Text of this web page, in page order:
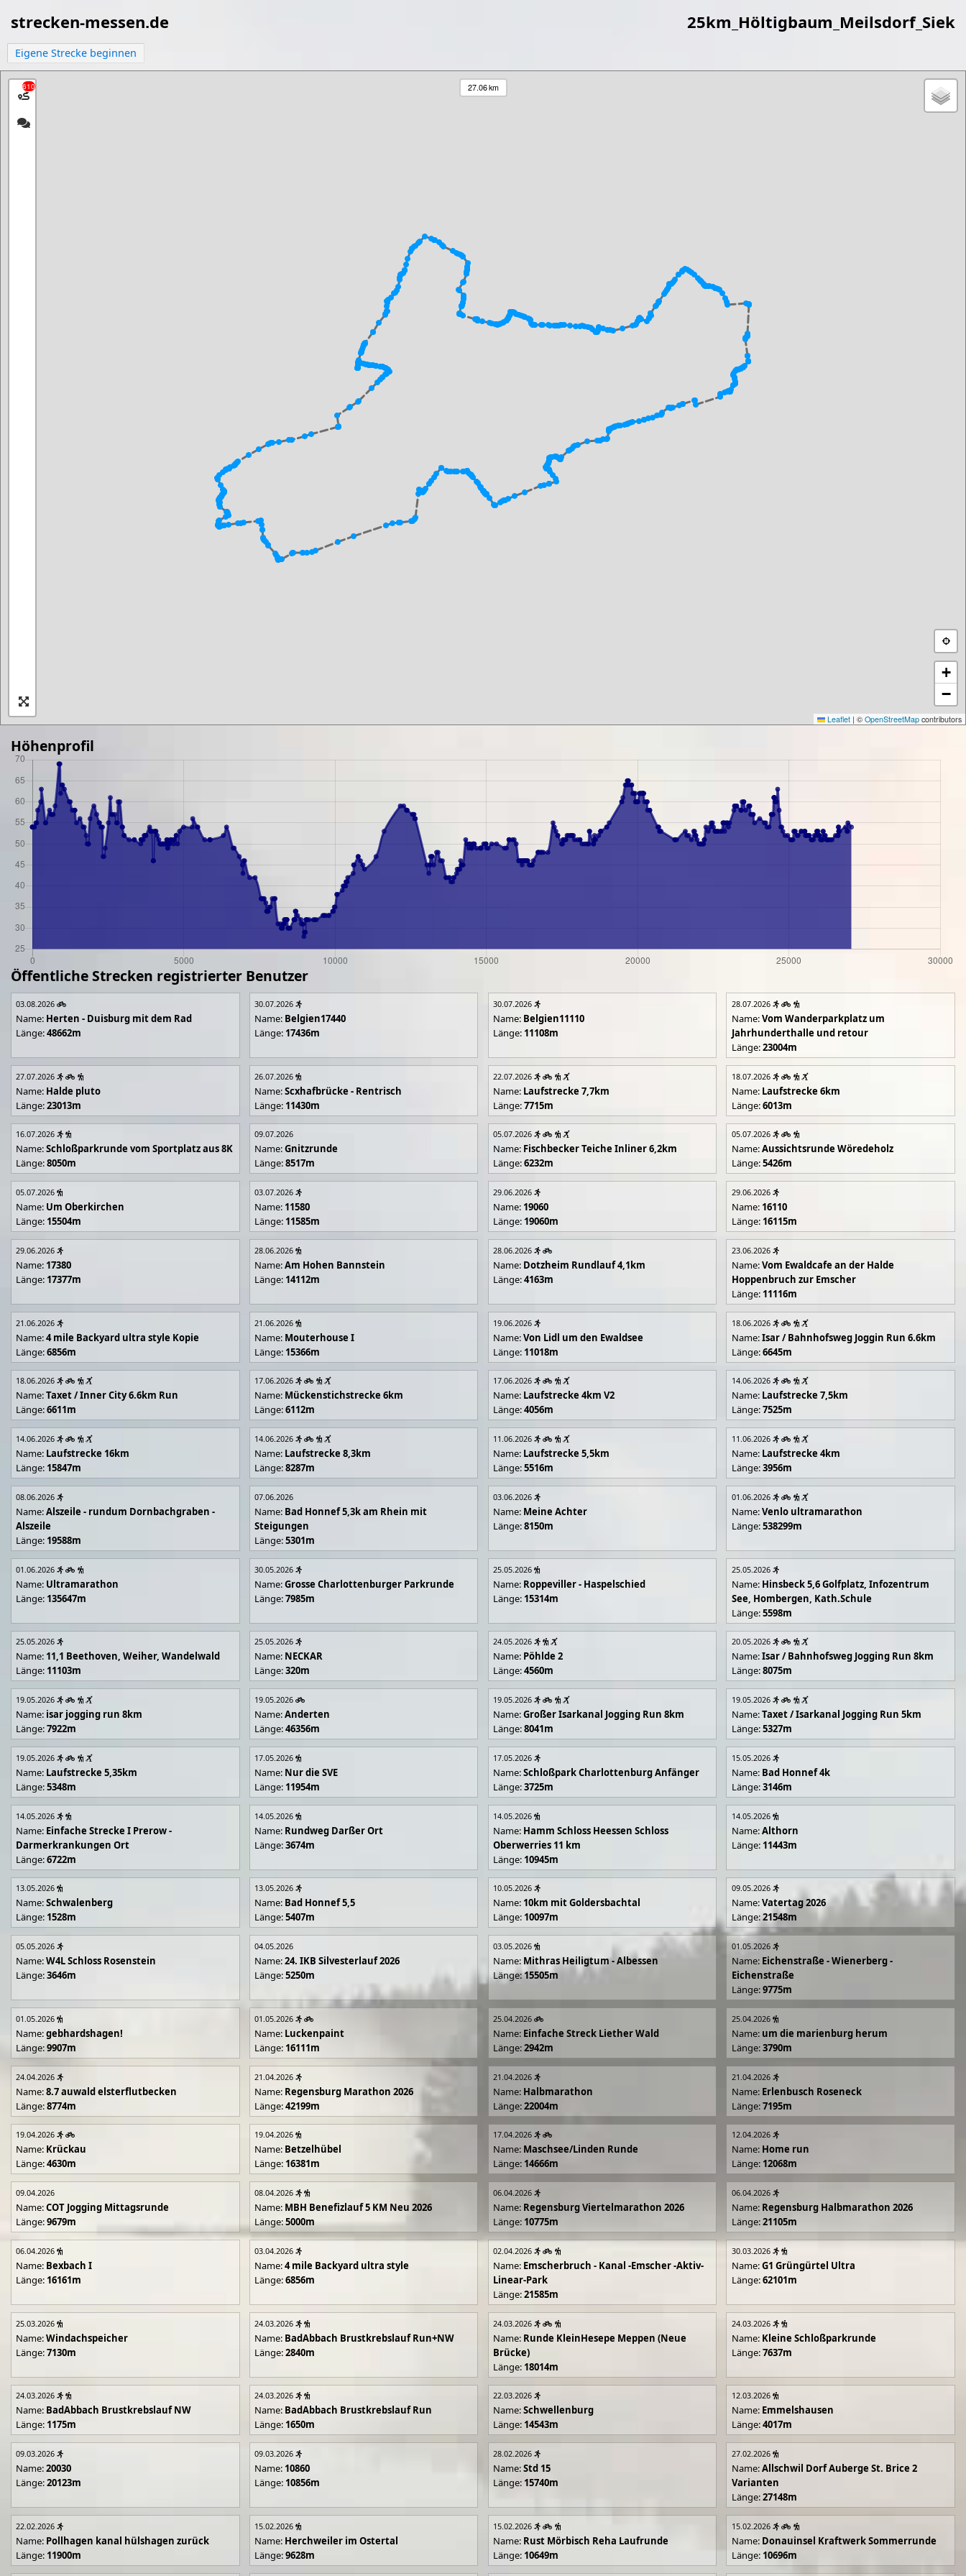
strecken-messen.de 25km_Höltigbaum_Meilsdorf_Siek
Eigene Strecke beginnen
610 27.06 km
+
−
Leaflet | © OpenStreetMap contributors
Höhenprofil
Öffentliche Strecken registrierter Benutzer
03.08.2026
Name: Herten - Duisburg mit dem Rad
Länge:48662m
30.07.2026
Name: Belgien17440
Länge: 17436m
30.07.2026
Name: Belgien11110
Länge: 11108m
28.07.2026
Name:Vom Wanderparkplatz um
Jahrhunderthalle und retour
Länge:23004m
27.07.2026
Name: Halde pluto
Länge:23013m
26.07.2026
Name:Scxhafbrücke - Rentrisch
Länge: 11430m
22.07.2026
Name: Laufstrecke 7,7km
Länge:7715m
18.07.2026
Name: Laufstrecke 6km
Länge:6013m
16.07.2026
Name:Schloßparkrunde vom Sportplatz aus 8K
Länge:8050m
09.07.2026
Name:Gnitzrunde
Länge:8517m
05.07.2026
Name: Fischbecker Teiche Inliner 6,2km
Länge:6232m
05.07.2026
Name:Aussichtsrunde Wöredeholz
Länge:5426m
05.07.2026
Name: Um Oberkirchen
Länge: 15504m
03.07.2026
Name: 11580
Länge: 11585m
29.06.2026
Name: 19060
Länge: 19060m
29.06.2026
Name: 16110
Länge: 16115m
29.06.2026
Name: 17380
Länge: 17377m
28.06.2026
Name:Am Hohen Bannstein
Länge: 14112m
28.06.2026
Name: Dotzheim Rundlauf 4,1km
Länge:4163m
23.06.2026
Name:Vom Ewaldcafe an der Halde
Hoppenbruch zur Emscher
Länge: 11116m
21.06.2026
Name:4 mile Backyard ultra style Kopie
Länge:6856m
21.06.2026
Name: Mouterhouse I
Länge: 15366m
19.06.2026
Name:Von Lidl um den Ewaldsee
Länge: 11018m
18.06.2026
Name:Isar / Bahnhofsweg Joggin Run 6.6km
Länge:6645m
18.06.2026
Name:Taxet / Inner City 6.6km Run
Länge:6611m
17.06.2026
Name: Mückenstichstrecke 6km
Länge:6112m
17.06.2026
Name: Laufstrecke 4km V2
Länge:4056m
14.06.2026
Name: Laufstrecke 7,5km
Länge:7525m
14.06.2026
Name: Laufstrecke 16km
Länge: 15847m
14.06.2026
Name: Laufstrecke 8,3km
Länge:8287m
11.06.2026
Name: Laufstrecke 5,5km
Länge:5516m
11.06.2026
Name: Laufstrecke 4km
Länge:3956m
08.06.2026
Name:Alszeile - rundum Dornbachgraben -
Alszeile
Länge: 19588m
07.06.2026
Name: Bad Honnef 5,3k am Rhein mit
Steigungen
Länge:5301m
03.06.2026
Name: Meine Achter
Länge:8150m
01.06.2026
Name:Venlo ultramarathon
Länge:538299m
01.06.2026
Name: Ultramarathon
Länge: 135647m
30.05.2026
Name:Grosse Charlottenburger Parkrunde
Länge:7985m
25.05.2026
Name: Roppeviller - Haspelschied
Länge: 15314m
25.05.2026
Name: Hinsbeck 5,6 Golfplatz, Infozentrum
See, Hombergen, Kath.Schule
Länge:5598m
25.05.2026
Name: 11,1 Beethoven, Weiher, Wandelwald
Länge: 11103m
25.05.2026
Name: NECKAR
Länge:320m
24.05.2026
Name: Pöhlde 2
Länge:4560m
20.05.2026
Name:Isar / Bahnhofsweg Jogging Run 8km
Länge:8075m
19.05.2026
Name: isar jogging run 8km
Länge:7922m
19.05.2026
Name:Anderten
Länge:46356m
19.05.2026
Name:Großer Isarkanal Jogging Run 8km
Länge:8041m
19.05.2026
Name:Taxet / Isarkanal Jogging Run 5km
Länge:5327m
19.05.2026
Name: Laufstrecke 5,35km
Länge:5348m
17.05.2026
Name: Nur die SVE
Länge: 11954m
17.05.2026
Name:Schloßpark Charlottenburg Anfänger
Länge:3725m
15.05.2026
Name: Bad Honnef 4k
Länge:3146m
14.05.2026
Name: Einfache Strecke I Prerow -
Darmerkrankungen Ort
Länge:6722m
14.05.2026
Name: Rundweg Darßer Ort
Länge:3674m
14.05.2026
Name: Hamm Schloss Heessen Schloss
Oberwerries 11 km
Länge: 10945m
14.05.2026
Name:Althorn
Länge: 11443m
13.05.2026
Name:Schwalenberg
Länge: 1528m
13.05.2026
Name: Bad Honnef 5,5
Länge:5407m
10.05.2026
Name: 10km mit Goldersbachtal
Länge: 10097m
09.05.2026
Name:Vatertag 2026
Länge:21548m
05.05.2026
Name:W4L Schloss Rosenstein
Länge:3646m
04.05.2026
Name:24. IKB Silvesterlauf 2026
Länge:5250m
03.05.2026
Name: Mithras Heiligtum - Albessen
Länge:15505m
01.05.2026
Name: Eichenstraße - Wienerberg -
Eichenstraße
Länge:9775m
01.05.2026
Name:gebhardshagen!
Länge:9907m
01.05.2026
Name: Luckenpaint
Länge: 16111m
25.04.2026
Name: Einfache Streck Liether Wald
Länge:2942m
25.04.2026
Name: um die marienburg herum
Länge:3790m
24.04.2026
Name:8.7 auwald elsterflutbecken
Länge:8774m
21.04.2026
Name: Regensburg Marathon 2026
Länge:42199m
21.04.2026
Name: Halbmarathon
Länge:22004m
21.04.2026
Name: Erlenbusch Roseneck
Länge:7195m
19.04.2026
Name: Krückau
Länge:4630m
19.04.2026
Name: Betzelhübel
Länge: 16381m
17.04.2026
Name: Maschsee/Linden Runde
Länge: 14666m
12.04.2026
Name: Home run
Länge: 12068m
09.04.2026
Name:COT Jogging Mittagsrunde
Länge:9679m
08.04.2026
Name: MBH Benefizlauf 5 KM Neu 2026
Länge:5000m
06.04.2026
Name: Regensburg Viertelmarathon 2026
Länge: 10775m
06.04.2026
Name: Regensburg Halbmarathon 2026
Länge:21105m
06.04.2026
Name: Bexbach I
Länge: 16161m
03.04.2026
Name:4 mile Backyard ultra style
Länge:6856m
02.04.2026
Name: Emscherbruch - Kanal -Emscher -Aktiv-
Linear-Park
Länge:21585m
30.03.2026
Name:G1 Grüngürtel Ultra
Länge:62101m
25.03.2026
Name:Windachspeicher
Länge:7130m
24.03.2026
Name: BadAbbach Brustkrebslauf Run+NW
Länge:2840m
24.03.2026
Name: Runde KleinHesepe Meppen (Neue
Brücke)
Länge: 18014m
24.03.2026
Name: Kleine Schloßparkrunde
Länge:7637m
24.03.2026
Name: BadAbbach Brustkrebslauf NW
Länge: 1175m
24.03.2026
Name: BadAbbach Brustkrebslauf Run
Länge: 1650m
22.03.2026
Name:Schwellenburg
Länge: 14543m
12.03.2026
Name: Emmelshausen
Länge:4017m
09.03.2026
Name:20030
Länge:20123m
09.03.2026
Name: 10860
Länge: 10856m
28.02.2026
Name:Std 15
Länge: 15740m
27.02.2026
Name:Allschwil Dorf Auberge St. Brice 2
Varianten
Länge:27148m
22.02.2026
Name: Pollhagen kanal hülshagen zurück
Länge: 11900m
15.02.2026
Name: Herchweiler im Ostertal
Länge:9628m
15.02.2026
Name: Rust Mörbisch Reha Laufrunde
Länge: 10649m
15.02.2026
Name: Donauinsel Kraftwerk Sommerrunde
Länge: 10696m